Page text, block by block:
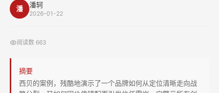
潘 潘轲
2026-01-22
阅读数 663
摘要
西贝的案例，残酷地演示了一个品牌如何从定位清晰走向战